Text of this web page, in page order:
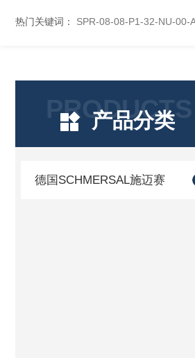
热门关键词： SPR-08-08-P1-32-NU-00-
PRODUCTS
产品分类
德国SCHMERSAL施迈赛